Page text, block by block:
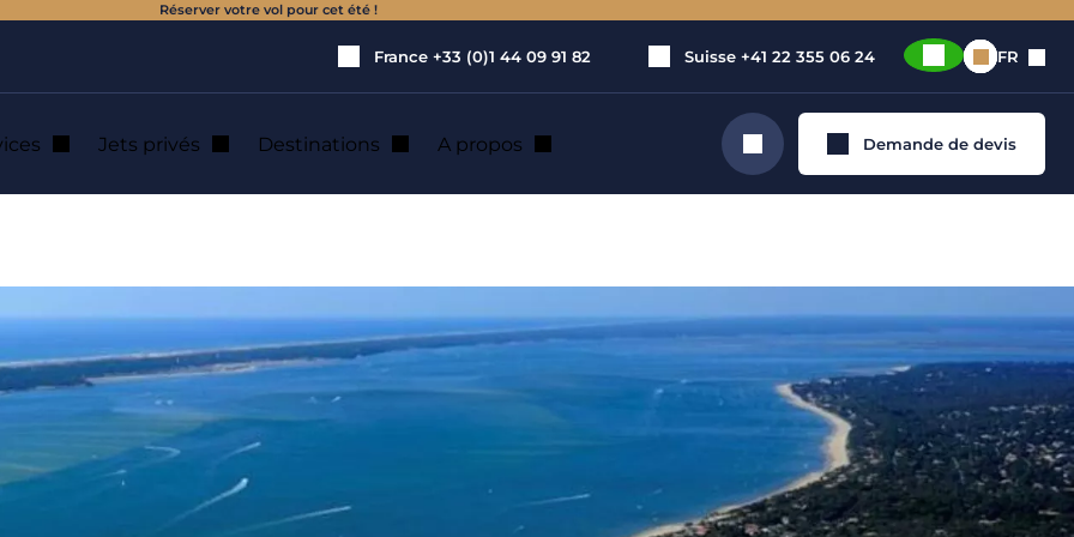
Réserver votre vol pour cet été !
France +33 (0)1 44 09 91 82 Suisse +41 22 355 06 24 FR
Jets privés Destinations A propos Rechercher Demande de devis